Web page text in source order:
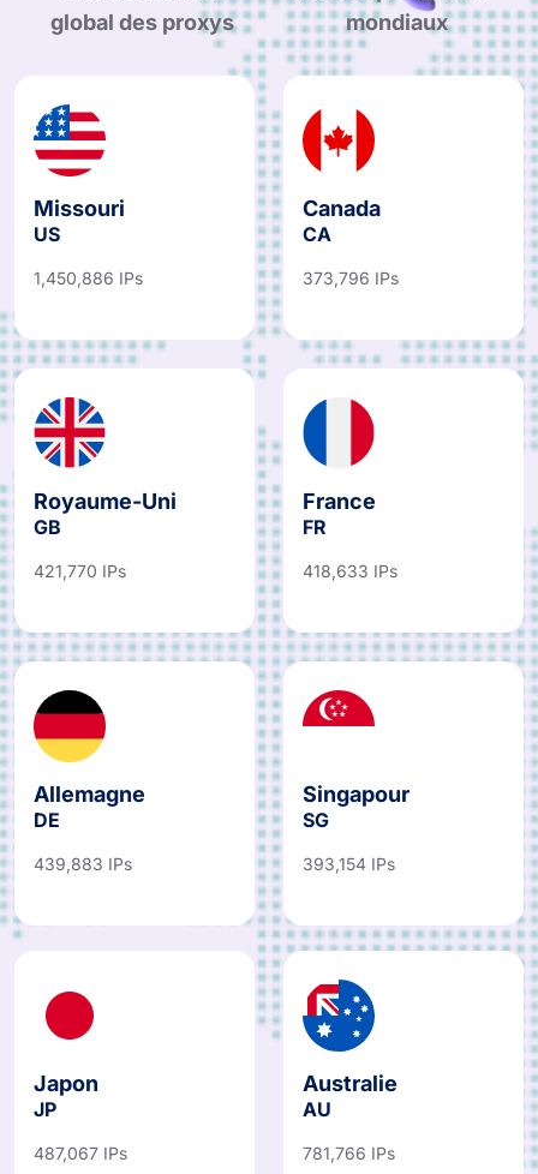
global des proxys
mondiaux
Missouri
US
1,450,886 IPs
Canada
CA
373,796 IPs
Royaume-Uni
GB
421,770 IPs
France
FR
418,633 IPs
Allemagne
DE
439,883 IPs
Singapour
SG
393,154 IPs
Japon
JP
487,067 IPs
Australie
AU
781,766 IPs